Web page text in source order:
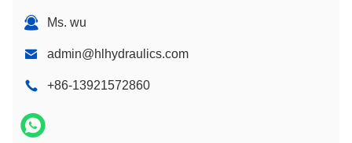
Ms. wu
admin@hlhydraulics.com
+86-13921572860